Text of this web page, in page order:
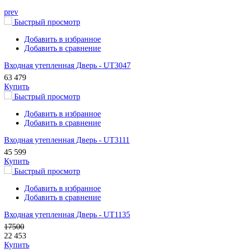
prev
Быстрый просмотр
Добавить в избранное
Добавить в сравнение
Входная утепленная Дверь - UT3047
63 479
Купить
Быстрый просмотр
Добавить в избранное
Добавить в сравнение
Входная утепленная Дверь - UT3111
45 599
Купить
Быстрый просмотр
Добавить в избранное
Добавить в сравнение
Входная утепленная Дверь - UT1135
17500
22 453
Купить